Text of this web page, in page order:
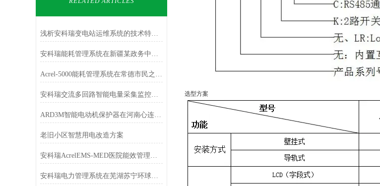
浅析安科瑞变电站运维系统的技术特点及其应用
安科瑞能耗管理系统在新疆某政务中心项目的研究与应用
Acrel-5000能耗管理系统在常德市民之家的应用
安科瑞交流多回路智能电量采集监控装置在河南某高速公路项目的应用
ARD3M智能电动机保护器在河南心连心化学工业集团的应用
老旧小区智慧用电改造方案
安科瑞AcrelEMS-MED医院能效管理平台行业解决方案
安科瑞电力管理系统在芜湖苏宁环球酒店的研究及应用
选型方案